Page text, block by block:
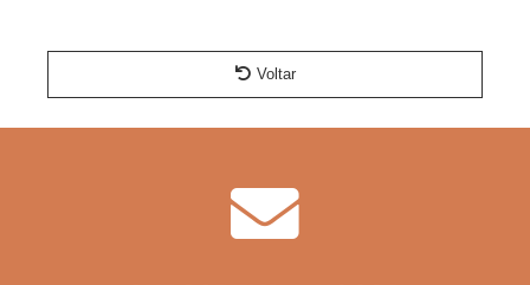
Voltar